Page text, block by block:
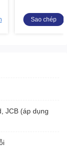
Sao chép
JCB (áp dụng